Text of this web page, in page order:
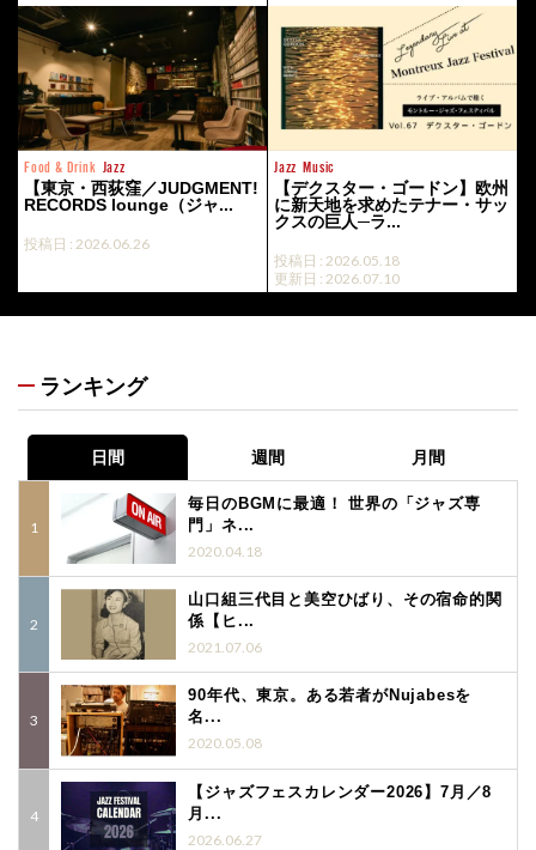
Food & Drink Jazz
【東京・西荻窪／JUDGMENT!
RECORDS lounge（ジャ...
投稿日 : 2026.06.26
Jazz Music
【デクスター・ゴードン】欧州
に新天地を求めたテナー・サッ
クスの巨人─ラ...
投稿日 : 2026.05.18
更新日 : 2026.07.10
ランキング
日間 週間 月間
毎日のBGMに最適！ 世界の「ジャズ専
門」ネ...
2020.04.18
山口組三代目と美空ひばり、その宿命的関
係【ヒ...
2021.07.06
90年代、東京。ある若者がNujabesを
名...
2020.05.08
【ジャズフェスカレンダー2026】7月／8
月...
2026.06.27